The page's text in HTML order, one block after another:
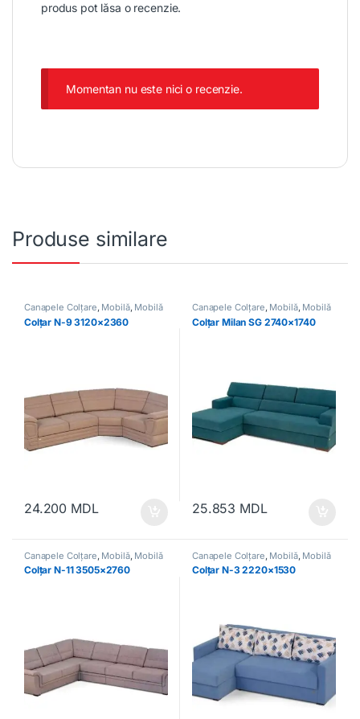
produs pot lăsa o recenzie.
Momentan nu este nici o recenzie.
Produse similare
Canapele Colțare, Mobilă, Mobilă
moale
Colțar N-9 3120×2360
24.200 MDL
Canapele Colțare, Mobilă, Mobilă
moale
Colțar Milan SG 2740×1740
25.853 MDL
Canapele Colțare, Mobilă, Mobilă
moale
Colțar N-11 3505×2760
Canapele Colțare, Mobilă, Mobilă
moale
Colțar N-3 2220×1530